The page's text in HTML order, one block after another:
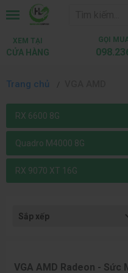
XEM TẠI
CỬA HÀNG
GỌI
Trang chủ
RX 6600 8G
Quadro M4000 8G
RX 9070 XT 16G
VGA AMD Radeon - Sức